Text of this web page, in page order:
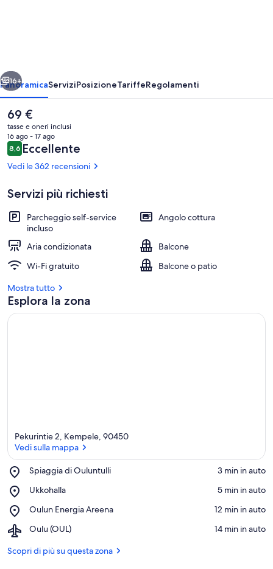
Camera
Avanti
16+
PanoramicaServiziPosizioneTariffeRegolamenti
Il
prezzo
attuale
è
69 €
69 €
tasse e oneri inclusi
16 ago - 17 ago
Recensioni
8,68,6 su 10
Eccellente
Vedi le 362 recensioni
Servizi più richiesti
Parcheggio self-service
incluso
Angolo cottura
Aria condizionata
Balcone
Wi-Fi gratuito
Balcone o patio
Mostra tutto
Esplora la zona
Pekurintie 2, Kempele, 90450
Vedi sulla mappa
Spiaggia di Ouluntulli
Place,
di
‪3 min in auto‬
Ukkohalla
Place,
‪5 min in auto‬
Oulun Energia Areena
Place,
Energia
‪12 min in auto‬
Oulu (OUL)
Airport,
(OUL)
‪14 min in auto‬
Scopri di più su questa zona